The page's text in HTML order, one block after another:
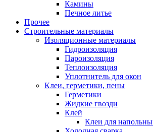
Камины
Печное литье
Прочее
Строительные материалы
Изоляционные материалы
Гидроизоляция
Пароизоляция
Теплоизоляция
Уплотнитель для окон
Клеи, герметики, пены
Герметики
Жидкие гвозди
Клей
Клеи для